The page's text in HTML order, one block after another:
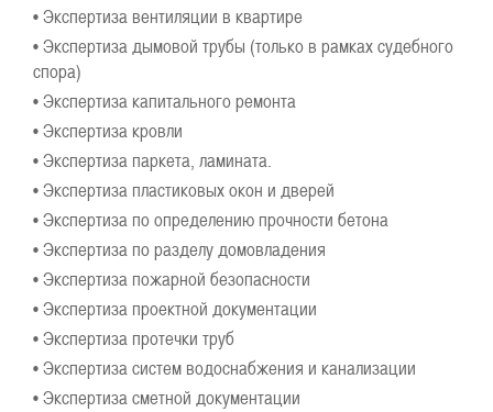
• Экспертиза вентиляции в квартире
• Экспертиза дымовой трубы (только в рамках судебного
спора)
• Экспертиза капитального ремонта
• Экспертиза кровли
• Экспертиза паркета, ламината.
• Экспертиза пластиковых окон и дверей
• Экспертиза по определению прочности бетона
• Экспертиза по разделу домовладения
• Экспертиза пожарной безопасности
• Экспертиза проектной документации
• Экспертиза протечки труб
• Экспертиза систем водоснабжения и канализации
• Экспертиза сметной документации